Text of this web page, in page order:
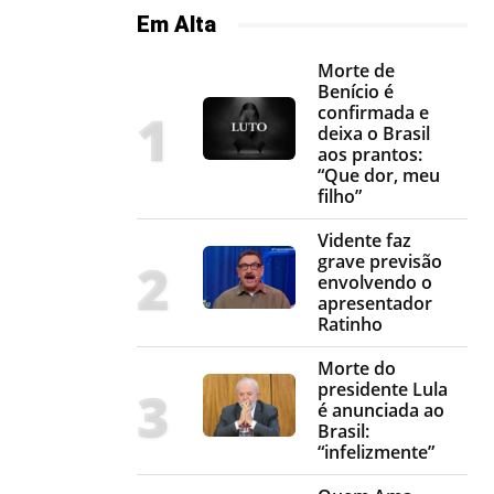
Em Alta
Morte de
Benício é
confirmada e
deixa o Brasil
aos prantos:
“Que dor, meu
filho”
Vidente faz
grave previsão
envolvendo o
apresentador
Ratinho
Morte do
presidente Lula
é anunciada ao
Brasil:
“infelizmente”